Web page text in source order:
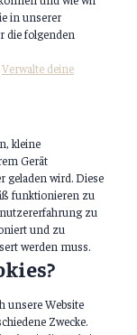
in unserer
die folgenden
Verwalte deine
kleine
Gerät
geladen wird. Diese
funktionieren zu
zu
und zu
werden muss.
unsere Website
Zwecke.